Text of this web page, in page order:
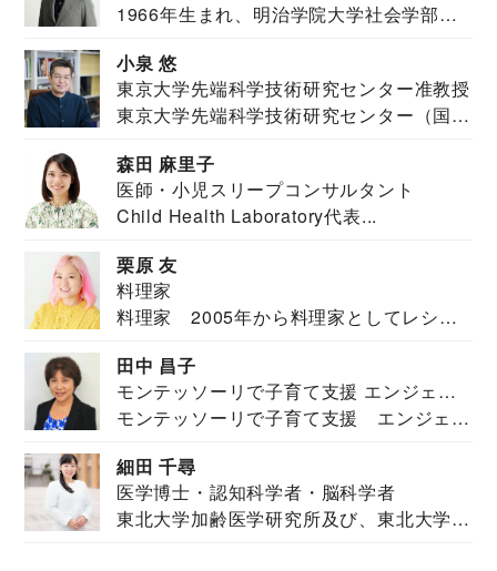
JAPAN代表・言語聴覚士・社会福祉士
1966年生まれ、明治学院大学社会学部福
小泉 悠
東京大学先端科学技術研究センター准教授
東京大学先端科学技術研究センター（国際
森田 麻里子
医師・小児スリープコンサルタント
Child Health Laboratory代表...
栗原 友
料理家
料理家 2005年から料理家としてレシピ
田中 昌子
モンテッソーリで子育て支援 エンジェル
ズハウス研究所所長
モンテッソーリで子育て支援 エンジェル
細田 千尋
医学博士・認知科学者・脳科学者
東北大学加齢医学研究所及び、東北大学大